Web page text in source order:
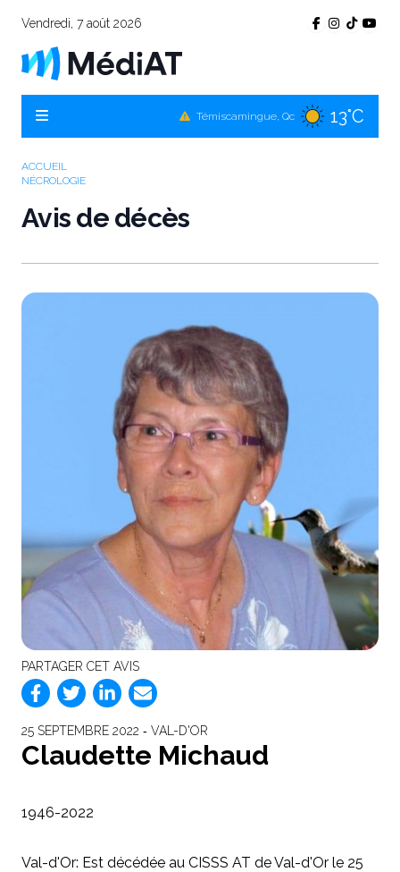
Vendredi, 7 août 2026
13°C
16°C
ACCUEIL
NÉCROLOGIE
Avis de décès
PARTAGER CET AVIS
25 SEPTEMBRE 2022 ‐ VAL-D'OR
Claudette Michaud
1946-2022
Val-d'Or: Est décédée au CISSS AT de Val-d'Or le 25